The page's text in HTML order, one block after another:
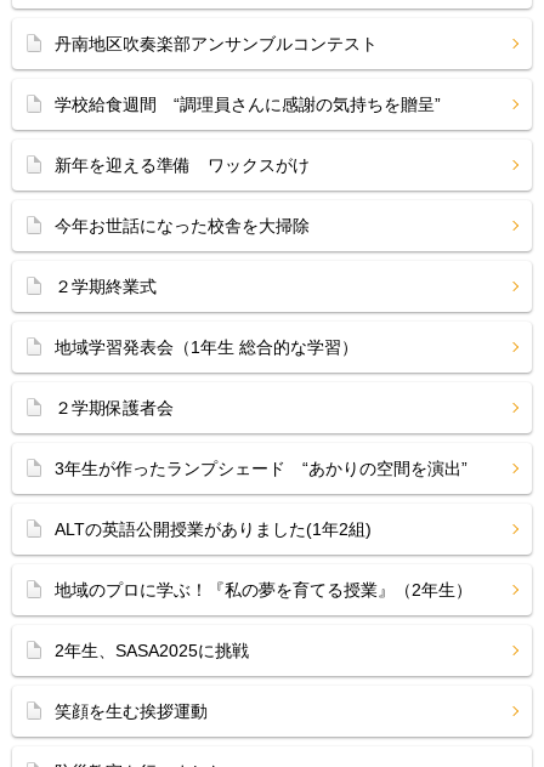
丹南地区吹奏楽部アンサンブルコンテスト
学校給食週間 “調理員さんに感謝の気持ちを贈呈”
新年を迎える準備 ワックスがけ
今年お世話になった校舎を大掃除
２学期終業式
地域学習発表会（1年生 総合的な学習）
２学期保護者会
3年生が作ったランプシェード “あかりの空間を演出”
ALTの英語公開授業がありました(1年2組)
地域のプロに学ぶ！『私の夢を育てる授業』（2年生）
2年生、SASA2025に挑戦
笑顔を生む挨拶運動